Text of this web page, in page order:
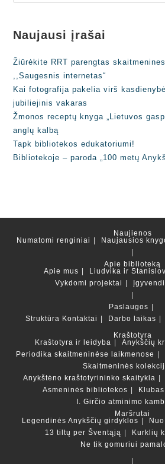
Naujausi įrašai
Žiūrėkite RRT parengtas
,,Saugesnis internetas“
Kai fotografija pakelia virš
jubiliejinis vakaras
Žmonos receptų knyga „Lietuvos
anglų kalbą
Tapk bibliotekos edukatoriumi!
Bibliotekoje – paroda „100 metų
Naujienos
Numatomi renginiai
Naujausios
Apie biblioteką
Apie mus
Liudvika ir
Vykdomi projektai
Paslaugos
Struktūra Kontaktai Darbo laikas
Kraštotyra
Kraštotyra ir leidyba
Anykščių
Periodika skaitmeninėse laikmenose
Skaitmeninės
Anykštėno kraštotyrininko skaitykla
Asmeninės bibliotekos
I. Girčio atminimo
Maršrutai
Legendinės Anykščių girdyklos
13 tiltų per Šventąją
Kurklių
Ne tik gomuriui